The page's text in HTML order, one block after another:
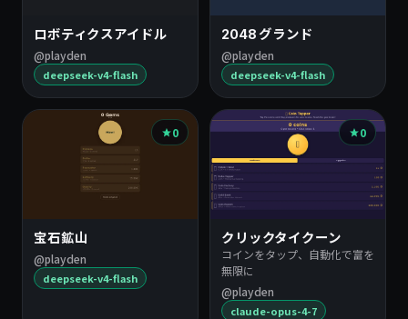
ロボティクスアイドル
@playden
deepseek-v4-flash
2048 グランド
@playden
deepseek-v4-flash
0
宝石鉱山
@playden
deepseek-v4-flash
0
クリックタイクーン
コインをタップ、自動化で富を
無限に
@playden
claude-opus-4-7